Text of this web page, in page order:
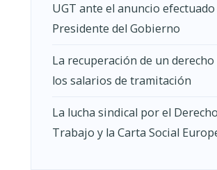
UGT ante el anuncio
Presidente del Gobierno
La recuperación de un
los salarios de tramitación
La lucha sindical por el
Trabajo y la Carta Social